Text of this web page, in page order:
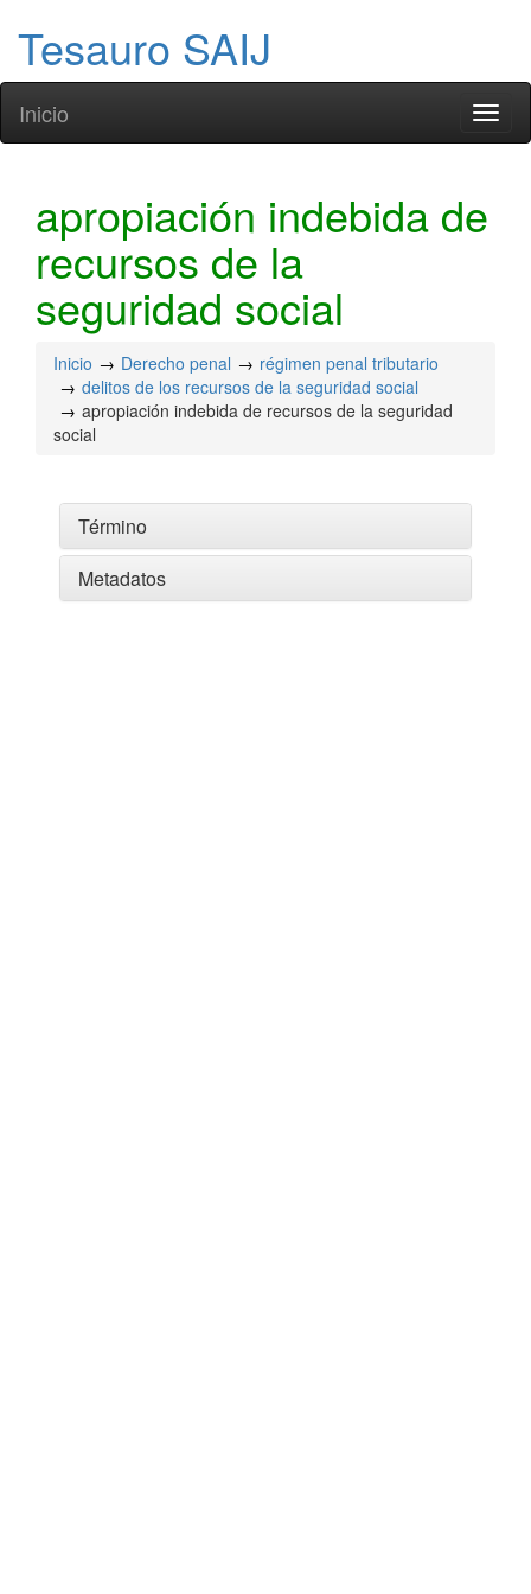
Tesauro SAIJ
Inicio
apropiación indebida de
recursos de la
seguridad social
Inicio Derecho penal
régimen penal tributario
delitos de los recursos de la seguridad social
apropiación indebida de recursos de la seguridad
social
Término
Metadatos